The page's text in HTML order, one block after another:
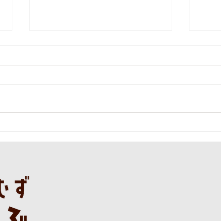
本日の直売所8月7日(金) 本日